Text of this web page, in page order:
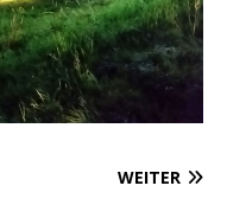
WEITER